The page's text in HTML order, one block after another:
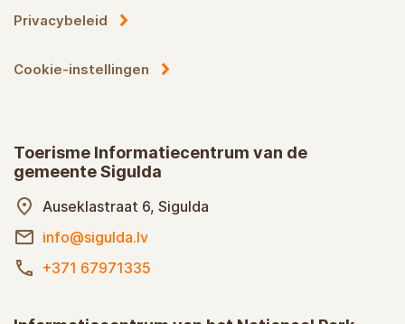
Privacybeleid
Cookie-instellingen
Toerisme Informatiecentrum van de
gemeente Sigulda
Auseklastraat 6, Sigulda
info@sigulda.lv
+371 67971335